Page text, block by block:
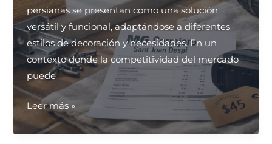
persianas se presentan como una solución
versátil y funcional, adaptándose a diferentes
estilos de decoración y necesidades. En un
contexto donde la competitividad del mercado
puede
¿Dónde
puedo
contratar
Leer más »